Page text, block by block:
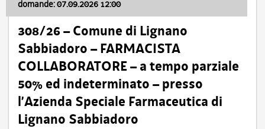
domande: 07.09.2026 12:00
308/26 – Comune di Lignano
Sabbiadoro – FARMACISTA
COLLABORATORE – a tempo parziale
50% ed indeterminato – presso
l’Azienda Speciale Farmaceutica di
Lignano Sabbiadoro